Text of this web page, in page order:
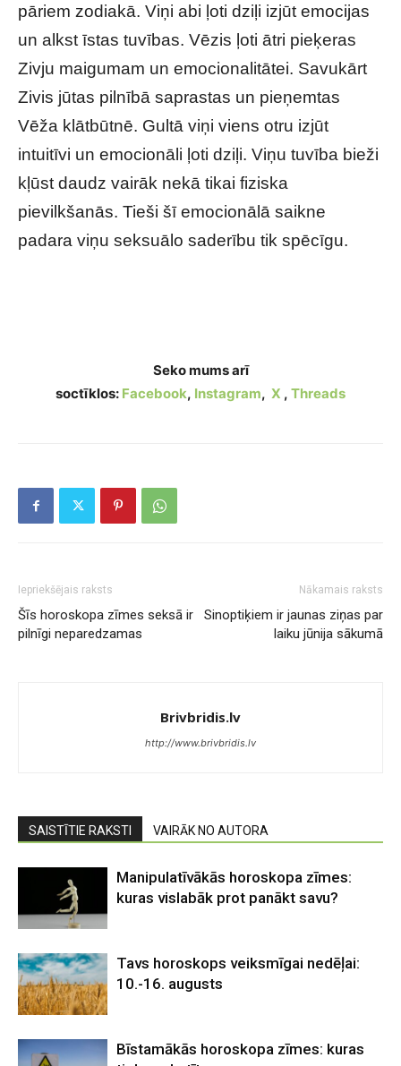
pāriem zodiakā. Viņi abi ļoti dziļi izjūt emocijas
un alkst īstas tuvības. Vēzis ļoti ātri pieķeras
Zivju maigumam un emocionalitātei. Savukārt
Zivis jūtas pilnībā saprastas un pieņemtas
Vēža klātbūtnē. Gultā viņi viens otru izjūt
intuitīvi un emocionāli ļoti dziļi. Viņu tuvība bieži
kļūst daudz vairāk nekā tikai fiziska
pievilkšanās. Tieši šī emocionālā saikne
padara viņu seksuālo saderību tik spēcīgu.
Seko mums arī
soctīklos: Facebook, Instagram, X , Threads
Iepriekšējais raksts
Šīs horoskopa zīmes seksā ir
pilnīgi neparedzamas
Nākamais raksts
Sinoptiķiem ir jaunas ziņas par
laiku jūnija sākumā
Brivbridis.lv
http://www.brivbridis.lv
SAISTĪTIE RAKSTI VAIRĀK NO AUTORA
Manipulatīvākās horoskopa zīmes:
kuras vislabāk prot panākt savu?
Tavs horoskops veiksmīgai nedēļai:
10.-16. augusts
Bīstamākās horoskopa zīmes: kuras